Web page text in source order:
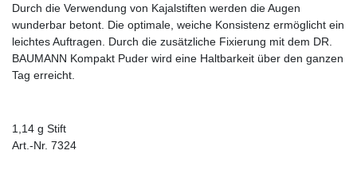
Durch die Verwendung von Kajalstiften werden die Augen
wunderbar betont. Die optimale, weiche Konsistenz ermöglicht ein
leichtes Auftragen. Durch die zusätzliche Fixierung mit dem DR.
BAUMANN Kompakt Puder wird eine Haltbarkeit über den ganzen
Tag erreicht.
1,14 g Stift
Art.-Nr. 7324